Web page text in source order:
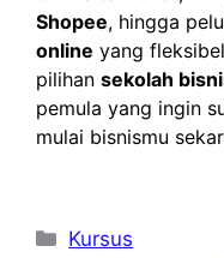
Shopee, hingga
online yang
pilihan sekolah
pemula yang ingin
mulai bisnismu
Kategori
Kursus